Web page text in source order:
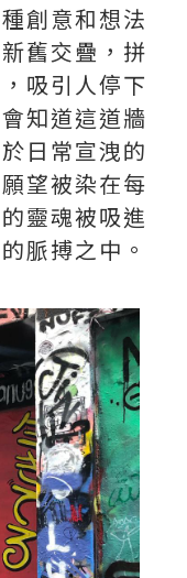
創意和想法
舊交疊，拼
吸引人停下
知道這道牆
日常宣洩的
望被染在每
靈魂被吸進
脈搏之中。